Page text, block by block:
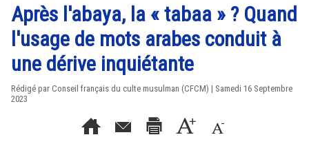
Après l'abaya, la « tabaa » ? Quand
l'usage de mots arabes conduit à
une dérive inquiétante
Rédigé par Conseil français du culte musulman (CFCM) | Samedi 16 Septembre
2023